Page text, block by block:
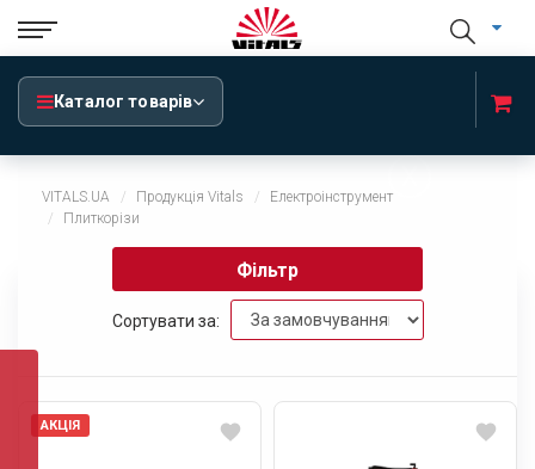
Каталог товарів
VITALS.UA Продукція Vitals
Електроінструмент
Плиткорізи
x
Фільтр
Сортувати за:
АКЦІЯ